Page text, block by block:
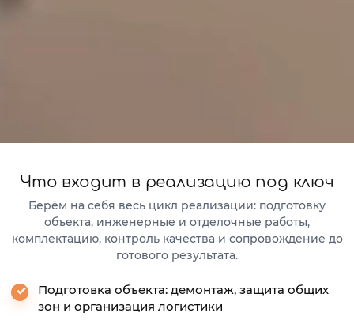
Что входит в реализацию под ключ
Берём на себя весь цикл реализации: подготовку
объекта, инженерные и отделочные работы,
комплектацию, контроль качества и сопровождение до
готового результата.
Подготовка объекта: демонтаж, защита общих
зон и организация логистики